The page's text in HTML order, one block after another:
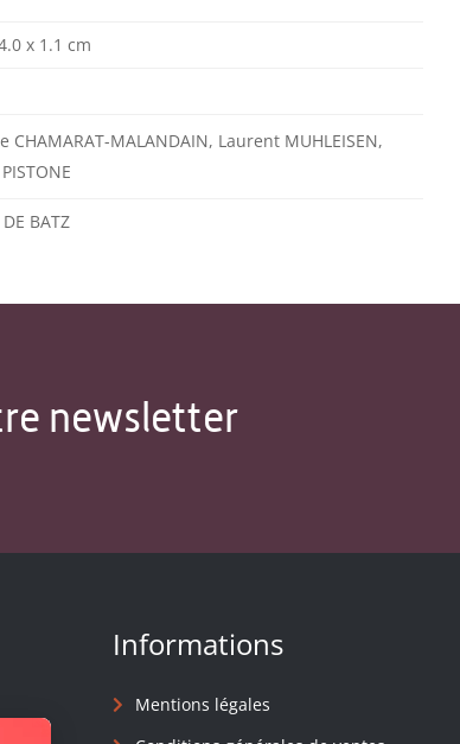
x 1.1 cm
CHAMARAT-MALANDAIN, Laurent MUHLEISEN,
BATZ
newsletter
Informations
Mentions légales